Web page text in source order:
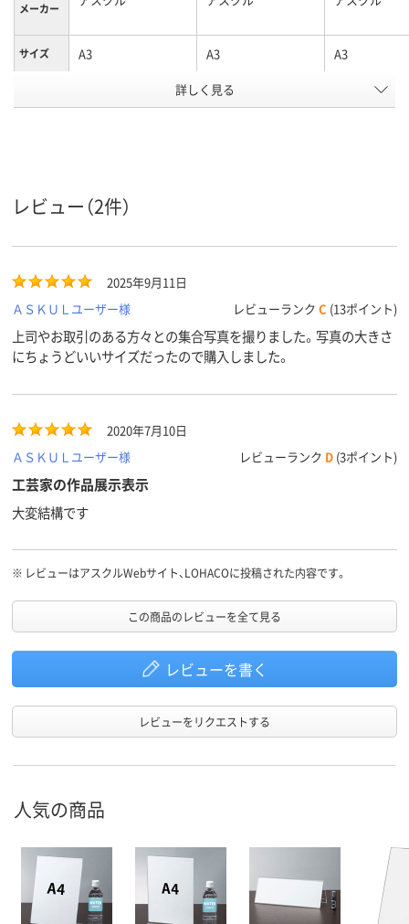
メーカー
サイズ A3 A3 A3
15 25 25
詳しく見る
レビュー（2件）
2025年9月11日
ＡＳＫＵＬユーザー様
レビューランク C (13ポイント)
上司やお取引のある方々との集合写真を撮りました。写真の大きさ
にちょうどいいサイズだったので購入しました。
2020年7月10日
ＡＳＫＵＬユーザー様
レビューランク D (3ポイント)
工芸家の作品展示表示
大変結構です
※ レビューはアスクルWebサイト、LOHACOに投稿された内容です。
この商品のレビューを全て見る
レビューを書く
レビューをリクエストする
人気の商品